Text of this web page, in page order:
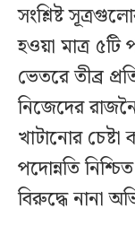
সংশ্লিষ্ট
হওয়া মাত্র
ভেতরে তীব্র
নিজেদের
খাটানোর
পদোন্নতি
বিরুদ্ধে নানা